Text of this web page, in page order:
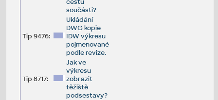
cestu
součásti?
Tip 9476:
Ukládání
DWG kopie
IDW výkresu
pojmenované
podle revize.
Tip 8717:
Jak ve
výkresu
zobrazit
těžiště
podsestavy?